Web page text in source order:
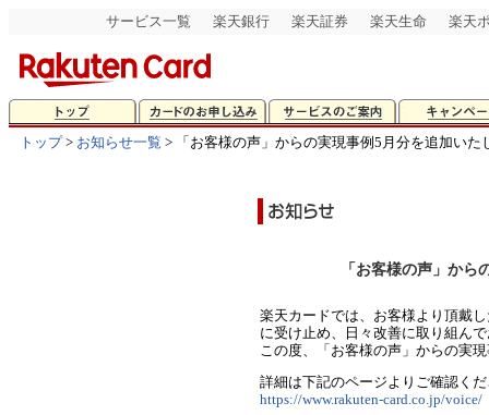
サービス一覧 楽天銀行 楽天証券 楽天生命 楽天
トップ> お知らせ一覧 > 「お客様の声」からの実現事例5月分を追加いた
「お客様の声」から
楽天カードでは、お客様より頂戴
に受け止め、日々改善に取り組ん
この度、「お客様の声」からの実
詳細は下記のページよりご確認く
https://www.rakuten-card.co.jp/voice/